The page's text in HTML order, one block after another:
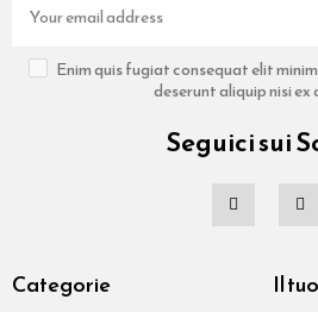
Enim quis fugiat consequat elit
deserunt aliquip nisi ex
Seguici sui
Categorie Il